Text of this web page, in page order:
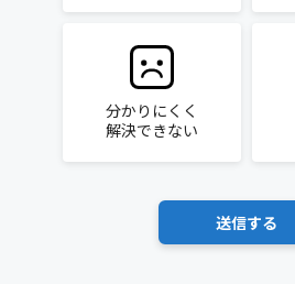
分かりにくく
解決できない